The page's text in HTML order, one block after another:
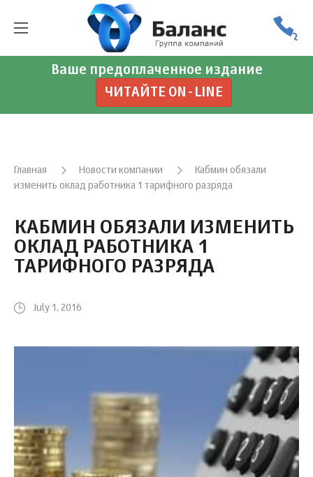
Ваше предоплаченное издание
ЧИТАЙТЕ ON-LINE
Главная Новости компании
Кабмин обязали
изменить оклад работника 1 тарифного разряда
КАБМИН ОБЯЗАЛИ ИЗМЕНИТЬ
ОКЛАД РАБОТНИКА 1
ТАРИФНОГО РАЗРЯДА
July 1, 2016